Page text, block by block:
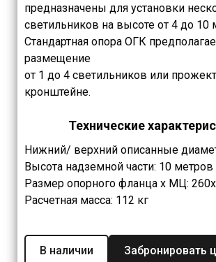
предназначены для установки
светильников на высоте от 4 до 10
Стандартная опора ОГК
размещение
от 1 до 4 светильников или
кронштейне.
Технические
Нижний/ верхний описанные
Высота надземной части: 10 метров
Размер опорного фланца х МЦ:
Расчетная масса: 112 кг
В наличии Забронировать